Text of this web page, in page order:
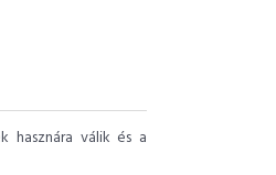
hasznára válik és a